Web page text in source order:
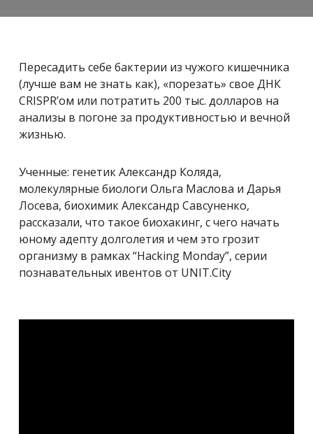
Пересадить себе бактерии из чужого кишечника
(лучше вам не знать как), «порезать» свое ДНК
CRISPR’ом или потратить 200 тыс. долларов на
анализы в погоне за продуктивностью и вечной
жизнью.
Ученные: генетик Александр Коляда,
молекулярные биологи Ольга Маслова и Дарья
Лосева, биохимик Александр Савсуненко,
рассказали, что такое биохакинг, c чего начать
юному адепту долголетия и чем это грозит
организму в рамках “Hacking Monday”, серии
познавательных ивентов от UNIT.City